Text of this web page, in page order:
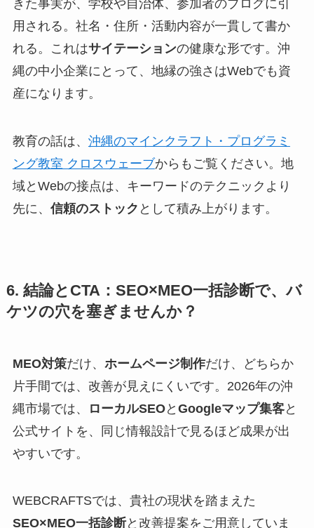
きた事実が、学校や自治体、参加者のブログに引
用される。社名・住所・活動内容が一貫して書か
れる。これはサイテーションの健康な形です。沖
縄の中小企業にとって、地縁の強さはWebでも資
産になります。
教育の話は、 沖縄のマインクラフト・プログラミ
ング教室 クロスウェーブからもご覧ください。地
域とWebの接点は、キーワードのテクニックより
先に、 信頼のストック として積み上がります。
6. 結論とCTA：SEO×MEO一括診断で、バ
ケツの穴を塞ぎませんか？
MEO対策だけ、 ホームページ制作だけ、どちらか
片手間では、改善が見えにくいです。2026年の沖
縄市場では、
ローカルSEOと Googleマップ集客と
公式サイトを、同じ情報設計で見るほど成果が出
やすいです。
WEBCRAFTSでは、貴社の現状を踏まえた
SEO×MEO一括診断と改善提案をご用意していま